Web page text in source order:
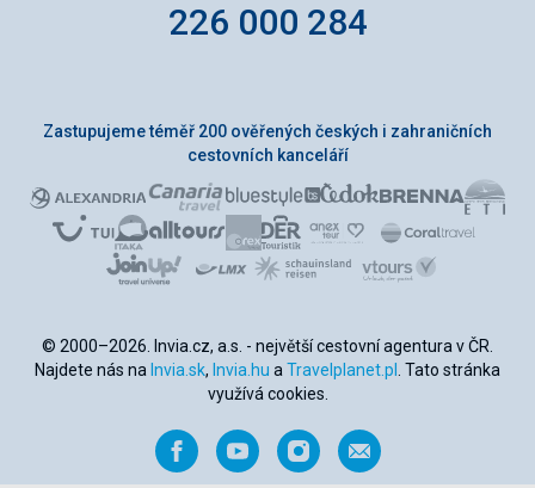
226 000 284
Zastupujeme téměř 200 ověřených českých i zahraničních
cestovních kanceláří
© 2000–2026. Invia.cz, a.s. - největší cestovní agentura v ČR.
Najdete nás na Invia.sk, Invia.hu a Travelplanet.pl
. Tato stránka
využívá cookies.
FacebookYouTubeInstagramNapište